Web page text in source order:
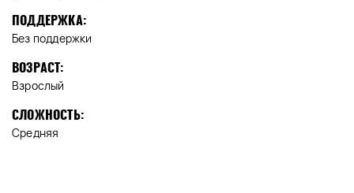
ПОДДЕРЖКА:
Без поддержки
ВОЗРАСТ:
Взрослый
СЛОЖНОСТЬ:
Средняя